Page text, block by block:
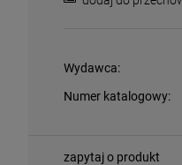
Wydawca:
Numer katalogowy:
zapytaj o produkt